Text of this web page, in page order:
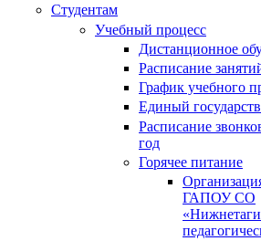
Студентам
Учебный процесс
Дистанционное
Расписание
График учебного
Единый
Расписание
год
Горячее питание
ГАПОУ СО